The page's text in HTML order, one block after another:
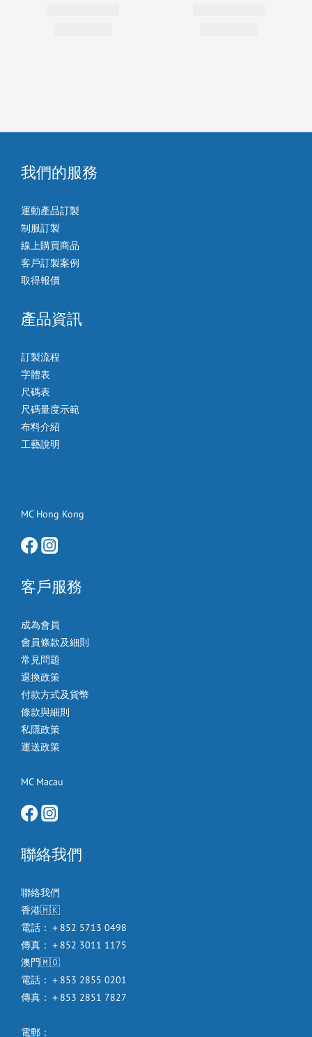
我們的服務
運動產品訂製
制服訂製
線上購買商品
客戶訂製案例
取得報價
產品資訊
訂製流程
字體表
尺碼表
尺碼量度示範
布料介紹
工藝說明
MC Hong Kong
客戶服務
成為會員
會員條款及細則
常見問題
退換政策
付款方式及貨幣
條款與細則
私隱政策
運送政策
MC Macau
聯絡我們
聯絡我們
香港🇭🇰
電話：＋852 5713 0498
傳真：＋852 3011 1175
澳門🇲🇴
電話：＋853 2855 0201
傳真：＋853 2851 7827
電郵：